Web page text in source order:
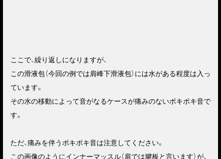
ここで、繰り返しになりますが、
この滑液包（今回の例では肩峰下滑液包）には水がある程度は入っ
ています。
その水の移動によって音がなるケースが痛みのないポキポキ音で
す。
ただ、痛みを伴うポキポキ音は注意してください。
この画像のようにインナーマッスル（肩では腱板と言います）が、